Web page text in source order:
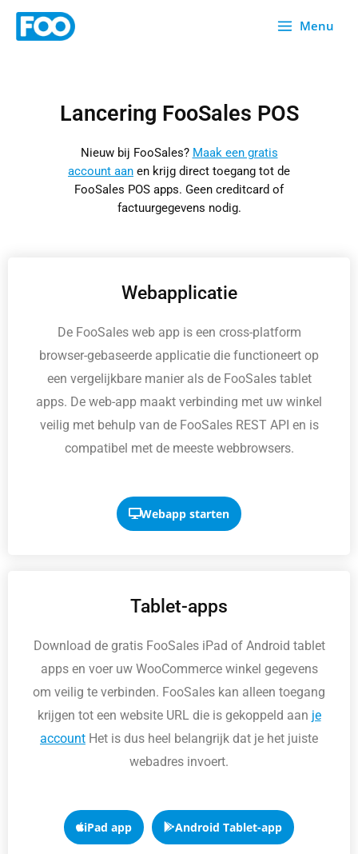
Overslaan
Menu
Lancering FooSales POS
Nieuw bij FooSales? Maak een gratis
account aan en krijg direct toegang tot de
FooSales POS apps. Geen creditcard of
factuurgegevens nodig.
Webapplicatie
De FooSales web app is een cross-platform
browser-gebaseerde applicatie die functioneert op
een vergelijkbare manier als de FooSales tablet
apps. De web-app maakt verbinding met uw winkel
veilig met behulp van de FooSales REST API en is
compatibel met de meeste webbrowsers.
Webapp starten
Tablet-apps
Download de gratis FooSales iPad of Android tablet
apps en voer uw WooCommerce winkel gegevens
om veilig te verbinden. FooSales kan alleen toegang
krijgen tot een website URL die is gekoppeld aan je
account Het is dus heel belangrijk dat je het juiste
webadres invoert.
iPad app Android Tablet-app